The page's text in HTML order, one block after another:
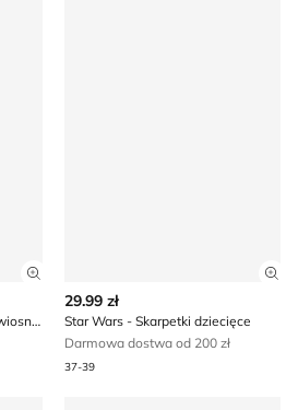
Zobacz szczegóły produktu
Buty sportowe dziecięce na wiosnę Star Wars
29.99 zł
Star Wars - Skarpetki dziecięce
Darmowa dostwa od 200 zł
37-39